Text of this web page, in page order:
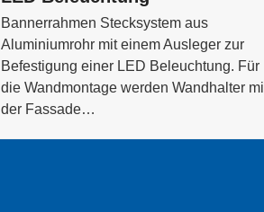
Bannerrahmen Stecksystem aus
Aluminiumrohr mit einem Ausleger zur
Befestigung einer LED Beleuchtung. Für
die Wandmontage werden Wandhalter
der Fassade…